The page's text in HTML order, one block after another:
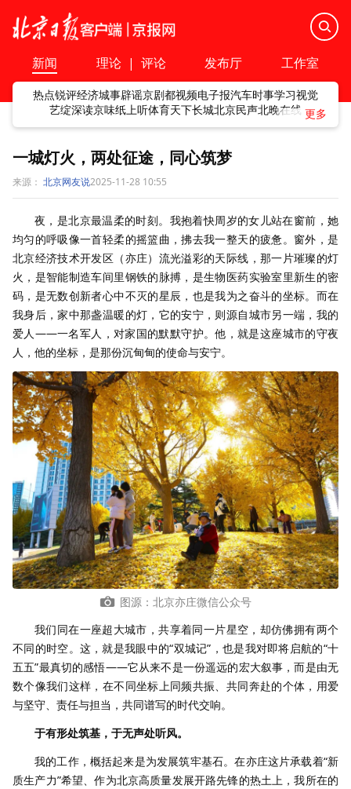
新闻 理论 | 评论 发布厅 工作室
热点锐评经济城事辟谣京剧都视频电子报汽车时事学习视觉
艺绽深读京味纸上听体育天下长城北京民声北晚在线
一城灯火，两处征途，同心筑梦
来源： 北京网友说2025-11-28 10:55
夜，是北京最温柔的时刻。我抱着快周岁的女儿站在窗前，她
均匀的呼吸像一首轻柔的摇篮曲，拂去我一整天的疲惫。窗外，是
北京经济技术开发区（亦庄）流光溢彩的天际线，那一片璀璨的灯
火，是智能制造车间里钢铁的脉搏，是生物医药实验室里新生的密
码，是无数创新者心中不灭的星辰，也是我为之奋斗的坐标。而在
我身后，家中那盏温暖的灯，它的安宁，则源自城市另一端，我的
爱人——一名军人，对家国的默默守护。他，就是这座城市的守夜
人，他的坐标，是那份沉甸甸的使命与安宁。
图源：北京亦庄微信公众号
我们同在一座超大城市，共享着同一片星空，却仿佛拥有两个
不同的时空。这，就是我眼中的“双城记”，也是我对即将启航的“十
五五”最真切的感悟——它从来不是一份遥远的宏大叙事，而是由无
数个像我们这样，在不同坐标上同频共振、共同奔赴的个体，用爱
与坚守、责任与担当，共同谱写的时代交响。
于有形处筑基，于无声处听风。
我的工作，概括起来是为发展筑牢基石。在亦庄这片承载着“新
质生产力”希望、作为北京高质量发展开路先锋的热土上，我所在的